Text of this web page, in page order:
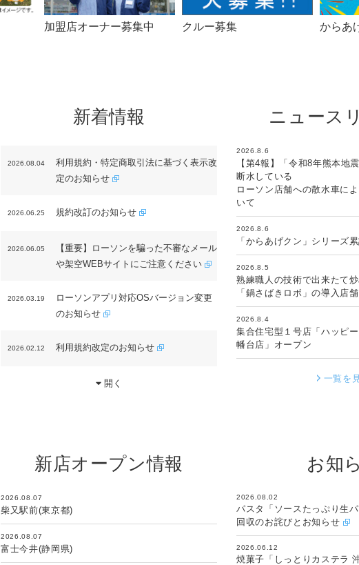
加盟店オーナー募集中 クルー募集 からあ
新着情報
2026.08.04
利用規約・特定商取引法に基づく表示改
定のお知らせ
2026.06.25 規約改訂のお知らせ
2026.06.05
【重要】ローソンを騙った不審なメール
や架空WEBサイトにご注意ください
2026.03.19
ローソンアプリ対応OSバージョン変更
のお知らせ
2026.02.12 利用規約改定のお知らせ
開く
ニュース
2026.8.6
【第4報】「令和8年熊本地
断水している
ローソン店舗への散水車に
いて
2026.8.6
「からあげクン」シリーズ
2026.8.5
熟練職人の技術で出来たて
「鍋さばきロボ」の導入店
2026.8.4
集合住宅型１号店「ハッピ
幡台店」オープン
一覧を
新店オープン情報
2026.08.07
柴又駅前(東京都)
2026.08.07
富士今井(静岡県)
お知
2026.08.02
パスタ「ソースたっぷり生
回収のお詫びとお知らせ
2026.06.12
焼菓子「しっとりカステラ